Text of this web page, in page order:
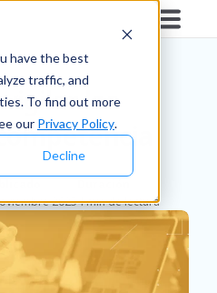
have the best
traffic, and
To find out more
our Privacy Policy.
Decline
los
20254 min de lectura